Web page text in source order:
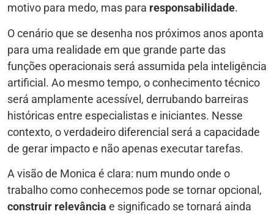
motivo para medo, mas para responsabilidade.
O cenário que se desenha nos próximos anos aponta
para uma realidade em que grande parte das
funções operacionais será assumida pela inteligência
artificial. Ao mesmo tempo, o conhecimento técnico
será amplamente acessível, derrubando barreiras
históricas entre especialistas e iniciantes. Nesse
contexto, o verdadeiro diferencial será a capacidade
de gerar impacto e não apenas executar tarefas.
A visão de Monica é clara: num mundo onde o
trabalho como conhecemos pode se tornar opcional,
construir relevância e significado se tornará ainda